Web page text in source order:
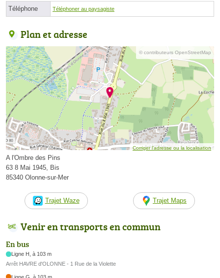
Téléphone Téléphoner au paysagiste
Plan et adresse
© contributeurs OpenStreetMap
Corriger l’adresse ou la localisation
A l'Ombre des Pins
63 8 Mai 1945, Bis
85340 Olonne-sur-Mer
Trajet Waze Trajet Maps
Venir en transports en commun
En bus
Ligne H, à 103 m
Arrêt HAVRE d'OLONNE - 1 Rue de la Violette